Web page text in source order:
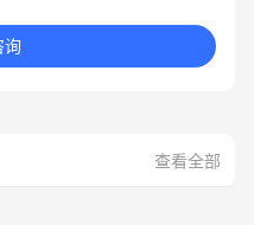
询
查看全部